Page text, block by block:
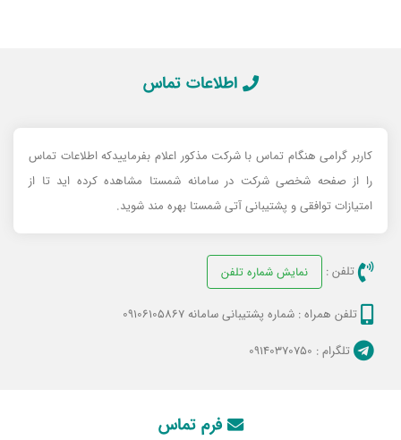
اطلاعات تماس
کاربر گرامی هنگام تماس با شرکت مذکور اعلام بفرماییدکه اطلاعات تماس
را از صفحه شخصی شرکت در سامانه شمستا مشاهده کرده اید تا از
امتیازات توافقی و پشتیبانی آتی شمستا بهره مند شوید.
تلفن : نمایش شماره تلفن
تلفن همراه : شماره پشتیبانی سامانه 09106105867
تلگرام : ۰۹۱۴۰۳۷۰۷۵۰
فرم تماس